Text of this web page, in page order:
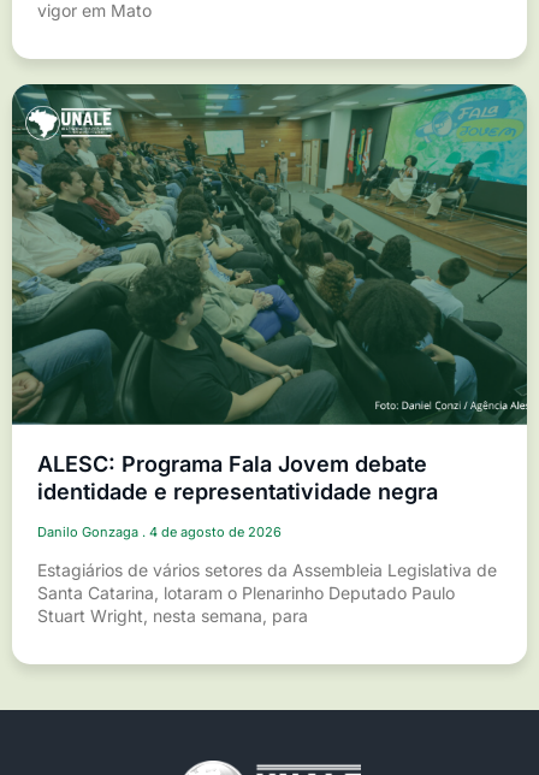
vigor em Mato
ALESC: Programa Fala Jovem debate
identidade e representatividade negra
Danilo Gonzaga 4 de agosto de 2026
Estagiários de vários setores da Assembleia Legislativa de
Santa Catarina, lotaram o Plenarinho Deputado Paulo
Stuart Wright, nesta semana, para